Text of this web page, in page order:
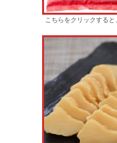
こちらをクリックすると